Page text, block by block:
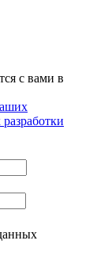
с вами в